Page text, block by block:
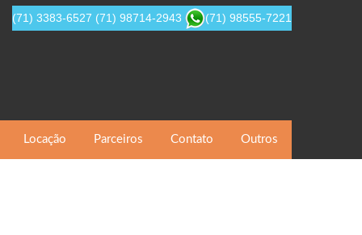
(71) 3383-6527 (71) 98714-2943 (71) 98555-7221
Locação Parceiros Contato Outros